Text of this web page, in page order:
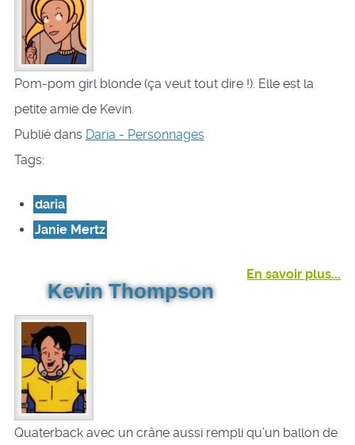
Pom-pom girl blonde (ça veut tout dire !). Elle est la
petite amie de Kevin.
Publié dans Daria - Personnages
Tags:
daria
Janie Mertz
En savoir plus...
Kevin Thompson
Quaterback avec un crâne aussi rempli qu’un ballon de